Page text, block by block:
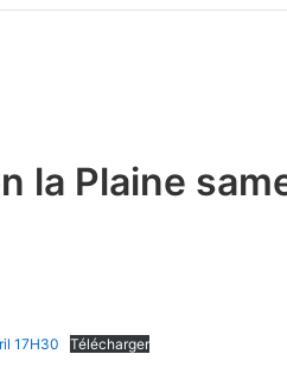
la Plaine
17H30 Télécharger